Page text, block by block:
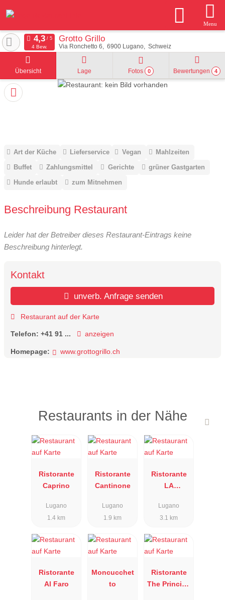
Menu
Grotto Grillo
Via Ronchetto 6 6900 Lugano Schweiz
4 Bew.
Übersicht Lage Fotos 0 Bewertungen 4
Art der Küche Lieferservice Vegan
Mahlzeiten
Buffet
Zahlungsmittel Gerichte
grüner Gastgarten
Hunde erlaubt
zum Mitnehmen
Beschreibung Restaurant
Leider hat der Betreiber dieses Restaurant-Eintrags keine
Beschreibung hinterlegt.
Kontakt
unverb. Anfrage senden
Restaurant auf der Karte
Telefon: +41 91 ... anzeigen
Homepage: www.grottogrillo.ch
Restaurants in der Nähe
Ristorante
Caprino
Lugano
1.4 km
Ristorante
Cantinone
Lugano
1.9 km
Ristorante
LA
Lugano
3.1 km
Ristorante
Al Faro
Moncucchet
to
Ristorante
The Principe